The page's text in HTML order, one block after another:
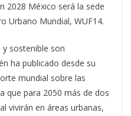
2028 México será la sede
Urbano Mundial, WUF14.
sostenible son
ha publicado desde su
mundial sobre las
que para 2050 más de dos
vivirán en áreas urbanas,